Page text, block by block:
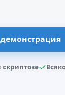
скриптове